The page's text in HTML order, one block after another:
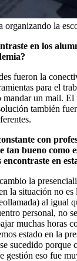
organizando la
en los
fueron la
para el
mandar un mail.
también
con
tan bueno como
en
la
la situación no
al igual
personal, no
muchas horas
estado en la
sucedido porque
gestión eso fue